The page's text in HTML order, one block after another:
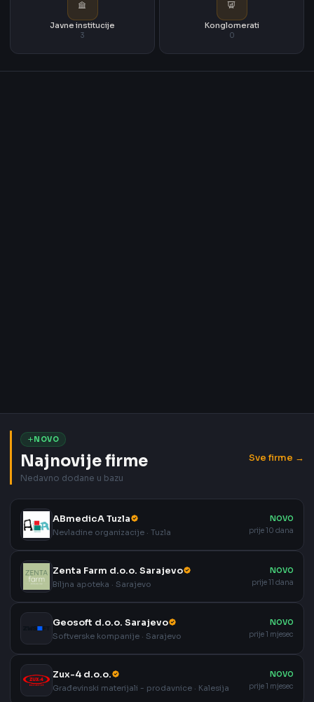
Javne institucije
3
Konglomerati
0
NOVO
Najnovije firme
Nedavno dodane u bazu
Sve firme →
ABmedicA Tuzla
Nevladine organizacije · Tuzla
NOVO
prije 10 dana
Zenta Farm d.o.o. Sarajevo
Biljna apoteka · Sarajevo
NOVO
prije 11 dana
Geosoft d.o.o. Sarajevo
Softverske kompanije · Sarajevo
NOVO
prije 1 mjesec
Zux-4 d.o.o.
Građevinski materijali - prodavnice · Kalesija
NOVO
prije 1 mjesec